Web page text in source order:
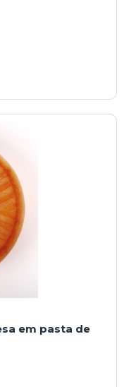
em pasta de